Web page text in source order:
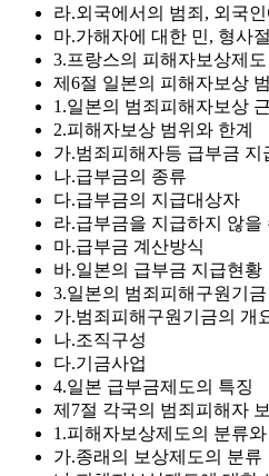
라.외국에서의 범죄, 외국
마.가해자에 대한 민, 형사
3.프랑스의 피해자보상제도
제6절 일본의 피해자보상
1.일본의 범죄피해자보상
2.피해자보상 범위와 한계
가.범죄피해자등 급부금 지
나.급부금의 종류
다.급부금의 지급대상자
라.급부금을 지급하지 않을
마.급부금 계산방식
바.일본의 급부금 지급현황
3.일본의 범죄피해구원기금
가.범죄피해구원기금의 개
나.조직구성
다.기금사업
4.일본 급부금제도의 특징
제7절 각국의 범죄피해자
1.피해자보상제도의 분류
가.종래의 보상제도의 분류